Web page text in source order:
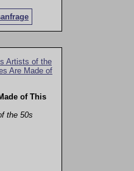
of This
the 50s